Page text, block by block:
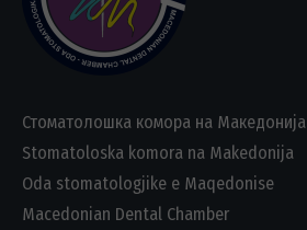
Стоматолошка комора на Македонија
Stomatoloska komora na Makedonija
Oda stomatologjike e Maqedonise
Macedonian Dental Chamber